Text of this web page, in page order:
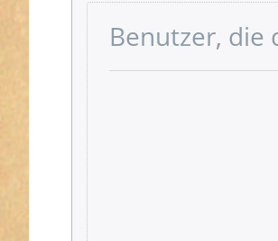
Benutzer, die